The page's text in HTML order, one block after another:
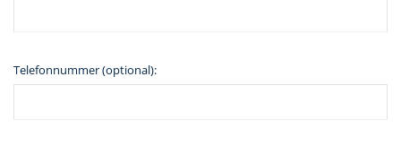
Telefonnummer (optional):